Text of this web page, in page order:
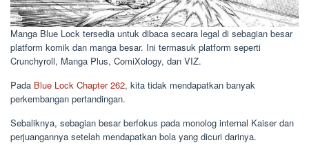
Manga Blue Lock tersedia untuk dibaca secara legal di sebagian besar
platform komik dan manga besar. Ini termasuk platform seperti
Crunchyroll, Manga Plus, ComiXology, dan VIZ.
Pada Blue Lock Chapter 262, kita tidak mendapatkan banyak
perkembangan pertandingan.
Sebaliknya, sebagian besar berfokus pada monolog internal Kaiser dan
perjuangannya setelah mendapatkan bola yang dicuri darinya.